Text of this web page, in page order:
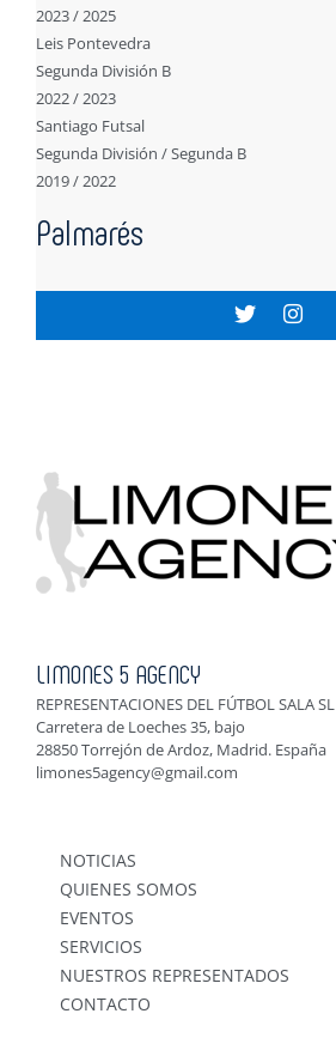
2023 / 2025
Leis Pontevedra
Segunda División B
2022 / 2023
Santiago Futsal
Segunda División / Segunda B
2019 / 2022
Palmarés
LIMONES 5 AGENCY
REPRESENTACIONES DEL FÚTBOL SALA SL
Carretera de Loeches 35, bajo
28850 Torrejón de Ardoz, Madrid. España
limones5agency@gmail.com
NOTICIAS
QUIENES SOMOS
EVENTOS
SERVICIOS
NUESTROS REPRESENTADOS
CONTACTO